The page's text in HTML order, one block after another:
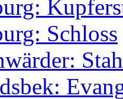
Schloss